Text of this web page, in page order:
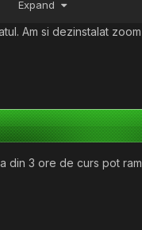
Expand
Am si dezinstalat
din 3 ore de curs pot